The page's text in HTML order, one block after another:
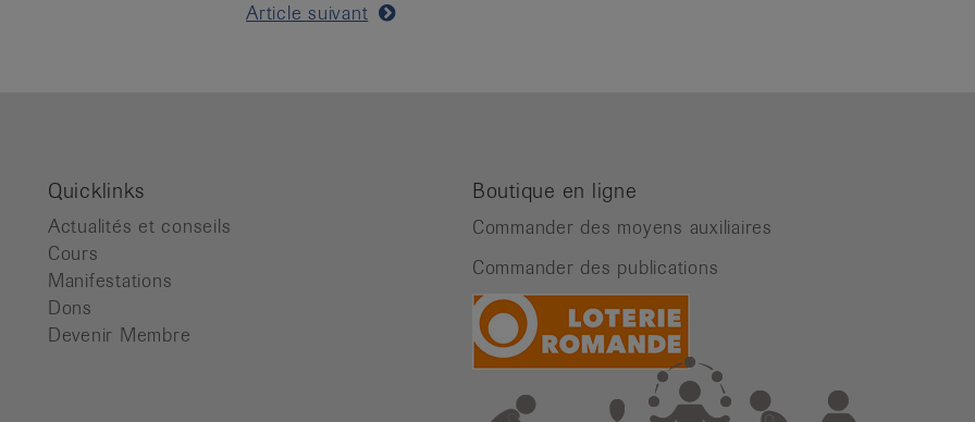
Article suivant
Quicklinks
Actualités et conseils
Cours
Manifestations
Dons
Devenir Membre
Boutique en ligne
Commander des moyens auxiliaires
Commander des publications